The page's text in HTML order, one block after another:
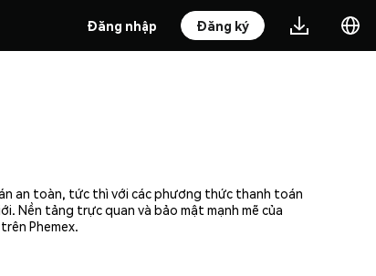
Đăng nhập Đăng ký
an toàn, tức thì với các phương thức thanh toán
Nền tảng trực quan và bảo mật mạnh mẽ của
Phemex.